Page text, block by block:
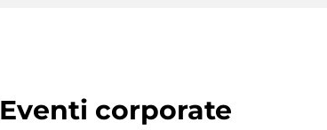
Eventi corporate